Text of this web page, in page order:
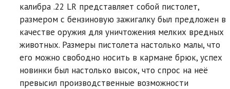
калибра .22 LR представляет собой пистолет,
размером с бензиновую зажигалку был предложен в
качестве оружия для уничтожения мелких вредных
животных. Размеры пистолета настолько малы, что
его можно свободно носить в кармане брюк, успех
новинки был настолько высок, что спрос на неё
превысил производственные возможности